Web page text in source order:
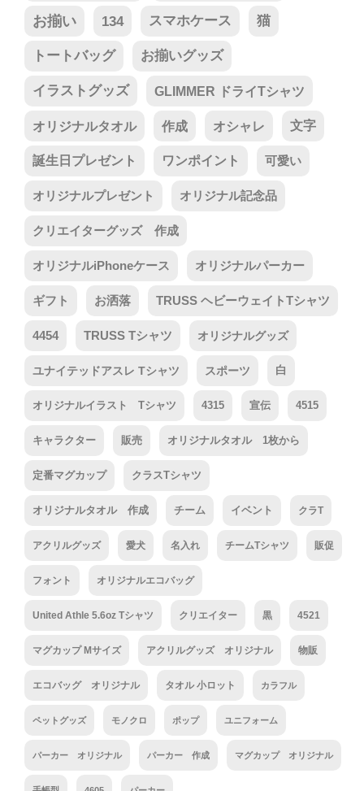
お揃い 134 スマホケース 猫
トートバッグ お揃いグッズ
イラストグッズ GLIMMER ドライTシャツ
オリジナルタオル 作成 オシャレ 文字
誕生日プレゼント ワンポイント 可愛い
オリジナルプレゼント オリジナル記念品
クリエイターグッズ 作成
オリジナルiPhoneケース オリジナルパーカー
ギフト お洒落 TRUSS ヘビーウェイトTシャツ
4454 TRUSS Tシャツ オリジナルグッズ
ユナイテッドアスレ Tシャツ スポーツ 白
オリジナルイラスト Tシャツ 4315 宣伝 4515
キャラクター 販売 オリジナルタオル 1枚から
定番マグカップ クラスTシャツ
オリジナルタオル 作成 チーム イベント クラT
アクリルグッズ 愛犬 名入れ チームTシャツ 販促
フォント オリジナルエコバッグ
United Athle 5.6oz Tシャツ クリエイター 黒 4521
マグカップ Mサイズ アクリルグッズ オリジナル 物販
エコバッグ オリジナル タオル 小ロット カラフル
ペットグッズ モノクロ ポップ ユニフォーム
パーカー オリジナル パーカー 作成 マグカップ オリジナル